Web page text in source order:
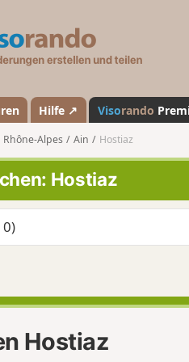
a
n
o
Hilfe ↗ Visorando
Rhône-Alpes Ain Hostiaz
Hostiaz
Hostiaz